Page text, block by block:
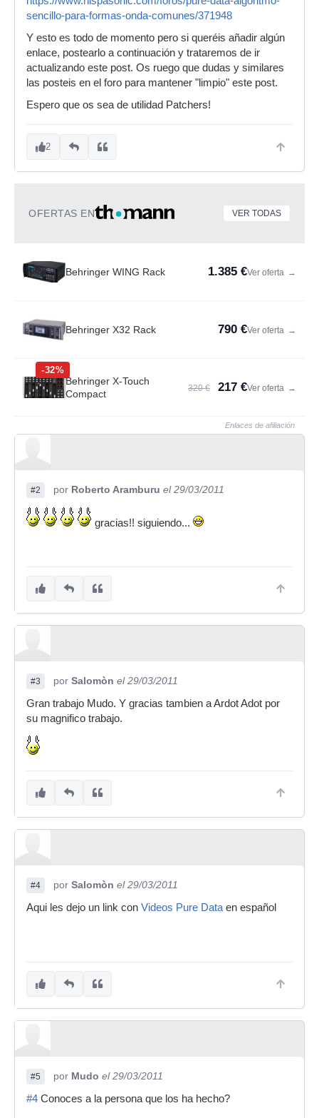
sencillo-para-formas-onda-comunes/371948
Y esto es todo de momento pero si queréis añadir algún
enlace, postearlo a continuación y trataremos de ir
actualizando este post. Os ruego que dudas y similares
las posteis en el foro para mantener "limpio" este post.
Espero que os sea de utilidad Patchers!
2
OFERTAS EN VER TODAS
Behringer WING Rack 1.385 €Ver oferta →
Behringer X32 Rack 790 €Ver oferta →
-32%
Behringer X-Touch
Compact
320 € 217 €Ver oferta →
Enlaces de afiliación
#2 por Roberto Aramburu el 29/03/2011
gracias!! siguiendo...
#3 por Salomòn el 29/03/2011
Gran trabajo Mudo. Y gracias tambien a Ardot Adot por
su magnifico trabajo.
#4 por Salomòn el 29/03/2011
Aqui les dejo un link con Videos Pure Data en español
#5 por Mudo el 29/03/2011
#4 Conoces a la persona que los ha hecho?